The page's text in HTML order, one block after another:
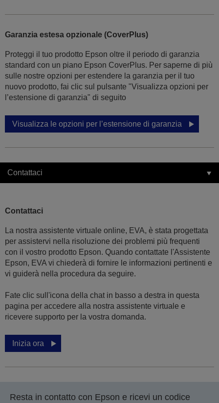
Garanzia estesa opzionale (CoverPlus)
Proteggi il tuo prodotto Epson oltre il periodo di garanzia
standard con un piano Epson CoverPlus. Per saperne di più
sulle nostre opzioni per estendere la garanzia per il tuo
nuovo prodotto, fai clic sul pulsante "Visualizza opzioni per
l’estensione di garanzia" di seguito
Visualizza le opzioni per l’estensione di garanzia
Contattaci
Contattaci
La nostra assistente virtuale online, EVA, è stata progettata
per assistervi nella risoluzione dei problemi più frequenti
con il vostro prodotto Epson. Quando contattate l'Assistente
Epson, EVA vi chiederà di fornire le informazioni pertinenti e
vi guiderà nella procedura da seguire.
Fate clic sull'icona della chat in basso a destra in questa
pagina per accedere alla nostra assistente virtuale e
ricevere supporto per la vostra domanda.
Inizia ora
Resta in contatto con Epson e ricevi un codice